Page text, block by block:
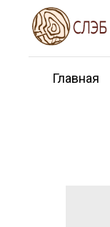
Главная